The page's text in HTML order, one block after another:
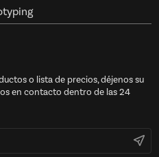
o lista de precios, déjenos su
en contacto dentro de las 24